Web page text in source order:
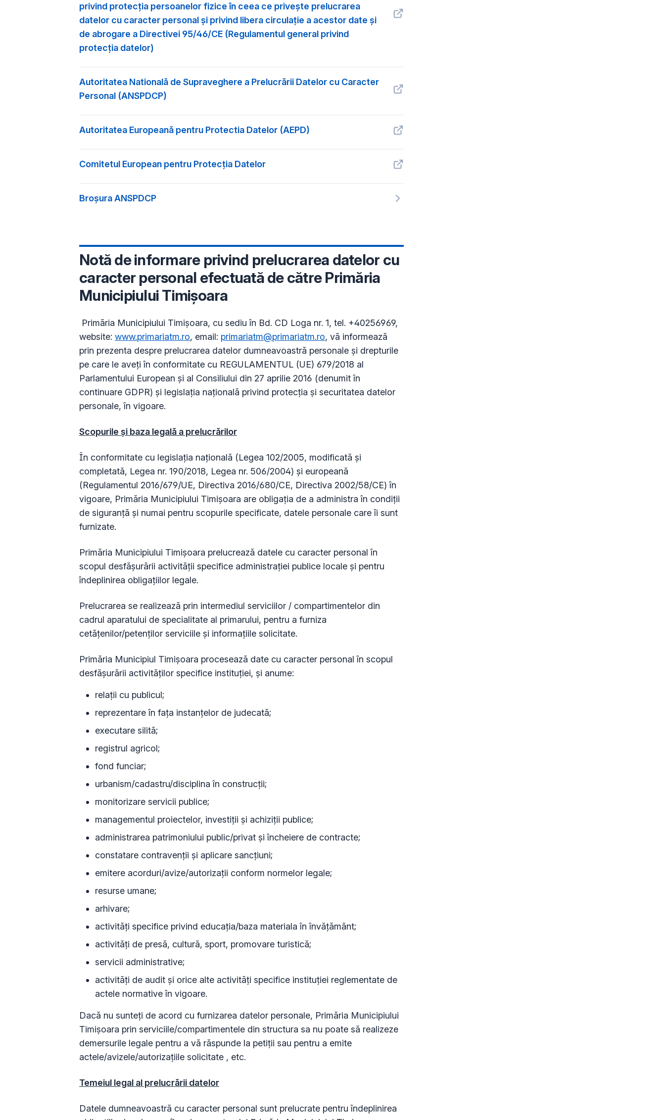
privind protecţia persoanelor fizice în ceea ce priveşte prelucrarea
datelor cu caracter personal şi privind libera circulaţie a acestor date şi
de abrogare a Directivei 95/46/CE (Regulamentul general privind
protecţia datelor)
Autoritatea Natională de Supraveghere a Prelucrării Datelor cu Caracter
Personal (ANSPDCP)
Autoritatea Europeană pentru Protectia Datelor (AEPD)
Comitetul European pentru Protecția Datelor
Broșura ANSPDCP
Notă de informare privind prelucrarea datelor cu
caracter personal efectuată de către Primăria
Municipiului Timișoara
Primăria Municipiului Timișoara, cu sediu în Bd. CD Loga nr. 1, tel. +40256969,
website: www.primariatm.ro, email: primariatm@primariatm.ro, vă informează
prin prezenta despre prelucrarea datelor dumneavoastră personale și drepturile
pe care le aveți în conformitate cu REGULAMENTUL (UE) 679/2018 al
Parlamentului European și al Consiliului din 27 aprilie 2016 (denumit în
continuare GDPR) și legislația națională privind protecția și securitatea datelor
personale, în vigoare.
Scopurile și baza legală a prelucrărilor
În conformitate cu legislația națională (Legea 102/2005, modificată și
completată, Legea nr. 190/2018, Legea nr. 506/2004) și europeană
(Regulamentul 2016/679/UE, Directiva 2016/680/CE, Directiva 2002/58/CE) în
vigoare, Primăria Municipiului Timișoara are obligația de a administra în condiții
de siguranță și numai pentru scopurile specificate, datele personale care îi sunt
furnizate.
Primăria Municipiului Timișoara prelucrează datele cu caracter personal în
scopul desfășurării activității specifice administrației publice locale și pentru
îndeplinirea obligațiilor legale.
Prelucrarea se realizează prin intermediul serviciilor / compartimentelor din
cadrul aparatului de specialitate al primarului, pentru a furniza
cetățenilor/petenților serviciile și informațiile solicitate.
Primăria Municipiul Timișoara procesează date cu caracter personal în scopul
desfășurării activităților specifice instituției, și anume:
relații cu publicul;
reprezentare în fața instanțelor de judecată;
executare silită;
registrul agricol;
fond funciar;
urbanism/cadastru/disciplina în construcții;
monitorizare servicii publice;
managementul proiectelor, investiții și achiziții publice;
administrarea patrimoniului public/privat și încheiere de contracte;
constatare contravenții și aplicare sancțiuni;
emitere acorduri/avize/autorizații conform normelor legale;
resurse umane;
arhivare;
activități specifice privind educația/baza materiala în învățământ;
activități de presă, cultură, sport, promovare turistică;
servicii administrative;
activități de audit și orice alte activități specifice instituției reglementate de
actele normative în vigoare.
Dacă nu sunteți de acord cu furnizarea datelor personale, Primăria Municipiului
Timișoara prin serviciile/compartimentele din structura sa nu poate să realizeze
demersurile legale pentru a vă răspunde la petiții sau pentru a emite
actele/avizele/autorizațiile solicitate , etc.
Temeiul legal al prelucrării datelor
Datele dumneavoastră cu caracter personal sunt prelucrate pentru îndeplinirea